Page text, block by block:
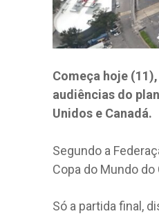
Começa hoje
audiências do
Unidos e Canadá.
Segundo a
Copa do Mundo do
Só a partida final,